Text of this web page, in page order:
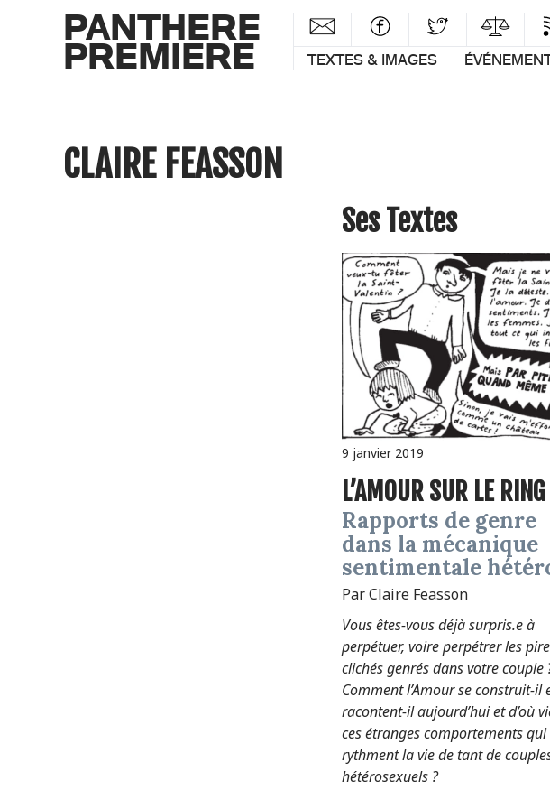
PANTHERE
PREMIERE TEXTES & IMAGES
CLAIRE FEASSON
Ses Textes
9 janvier 2019
L’AMOUR SUR LE RING
Rapports de genre
dans la mécanique
sentimentale
Par Claire Feasson
Vous êtes-vous déjà surpris.e à
perpétuer, voire perpétrer les
clichés genrés dans votre couple
Comment l’Amour se construit-il
racontent-il aujourd’hui et d’où
ces étranges comportements qui
rythment la vie de tant de
hétérosexuels ?